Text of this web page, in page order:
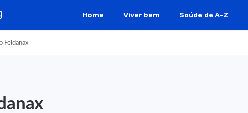
Home Viver bem Saúde de A-Z
Feldanax